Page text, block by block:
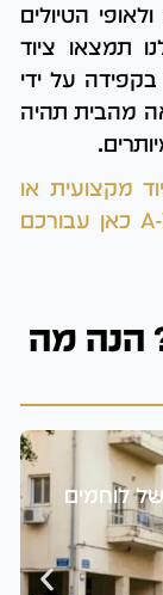
הטיולים
תמצאו ציוד
בקפידה על ידי
מהבית תהיה
מקצועית או
ייעוץ התנהגותי? אנחנו ב-A-ZK9 ISRAEL כאן עבורכם
הנה מה
לוחמים